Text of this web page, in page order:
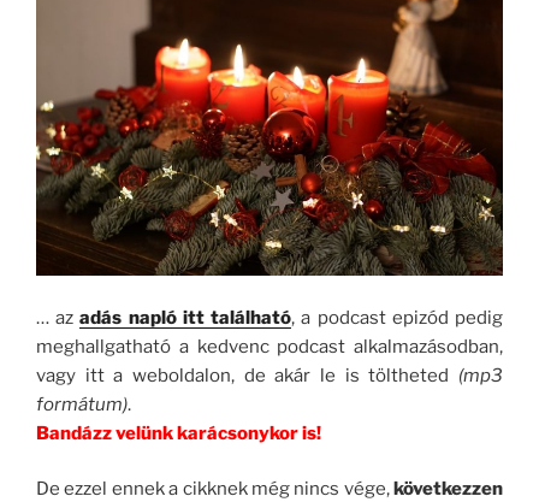
… azadás napló itt található, a podcast epizód pedig
meghallgatható a kedvenc podcast alkalmazásodban,
vagy itt a weboldalon, de akár le is töltheted (mp3
formátum).
Bandázz velünk karácsonykor is!
De ezzel ennek a cikknek még nincs vége,következzen